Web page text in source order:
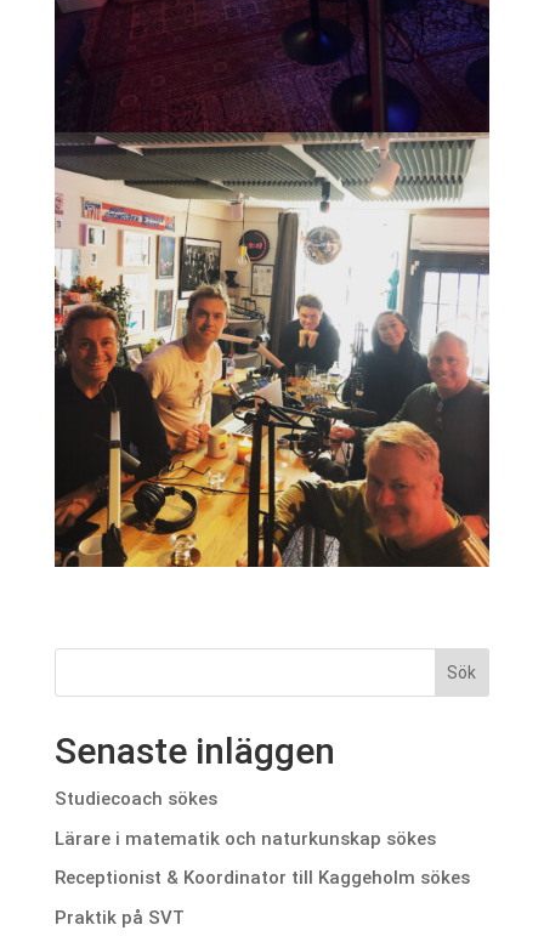
Senaste inläggen
Studiecoach sökes
Lärare i matematik och naturkunskap sökes
Receptionist & Koordinator till Kaggeholm sökes
Praktik på SVT